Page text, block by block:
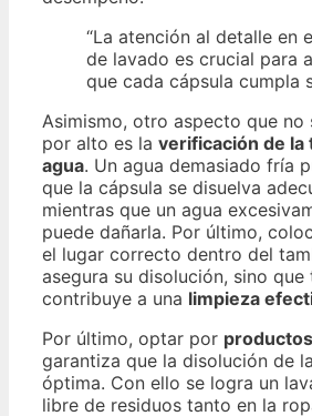
“La atención al detalle en
de lavado es crucial para
que cada cápsula cumpla
Asimismo, otro aspecto que no
por alto es la verificación de
agua. Un agua demasiado fría
que la cápsula se disuelva
mientras que un agua
puede dañarla. Por último,
el lugar correcto dentro del
asegura su disolución, sino que
contribuye a una limpieza
Por último, optar por
garantiza que la disolución de
óptima. Con ello se logra un
libre de residuos tanto en la